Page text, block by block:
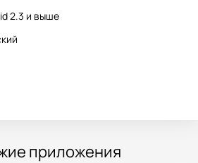
2.3 и выше
приложения